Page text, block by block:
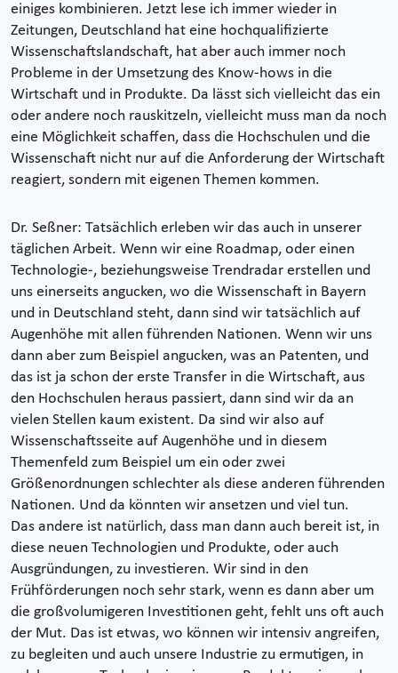
einiges kombinieren. Jetzt lese ich immer wieder in
Zeitungen, Deutschland hat eine hochqualifizierte
Wissenschaftslandschaft, hat aber auch immer noch
Probleme in der Umsetzung des Know-hows in die
Wirtschaft und in Produkte. Da lässt sich vielleicht das ein
oder andere noch rauskitzeln, vielleicht muss man da noch
eine Möglichkeit schaffen, dass die Hochschulen und die
Wissenschaft nicht nur auf die Anforderung der Wirtschaft
reagiert, sondern mit eigenen Themen kommen.
Dr. Seßner: Tatsächlich erleben wir das auch in unserer
täglichen Arbeit. Wenn wir eine Roadmap, oder einen
Technologie-, beziehungsweise Trendradar erstellen und
uns einerseits angucken, wo die Wissenschaft in Bayern
und in Deutschland steht, dann sind wir tatsächlich auf
Augenhöhe mit allen führenden Nationen. Wenn wir uns
dann aber zum Beispiel angucken, was an Patenten, und
das ist ja schon der erste Transfer in die Wirtschaft, aus
den Hochschulen heraus passiert, dann sind wir da an
vielen Stellen kaum existent. Da sind wir also auf
Wissenschaftsseite auf Augenhöhe und in diesem
Themenfeld zum Beispiel um ein oder zwei
Größenordnungen schlechter als diese anderen führenden
Nationen. Und da könnten wir ansetzen und viel tun.
Das andere ist natürlich, dass man dann auch bereit ist, in
diese neuen Technologien und Produkte, oder auch
Ausgründungen, zu investieren. Wir sind in den
Frühförderungen noch sehr stark, wenn es dann aber um
die großvolumigeren Investitionen geht, fehlt uns oft auch
der Mut. Das ist etwas, wo können wir intensiv angreifen,
zu begleiten und auch unsere Industrie zu ermutigen, in